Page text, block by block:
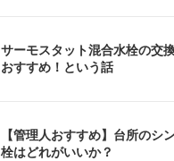
サーモスタット混合水栓の交
おすすめ！という話
【管理人おすすめ】台所のシ
栓はどれがいいか？